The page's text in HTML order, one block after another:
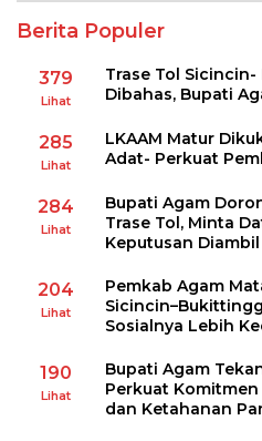
Berita Populer
379
Lihat
Trase Tol
Dibahas, Bupati
285
Lihat
LKAAM Matur
Adat- Perkuat
284
Lihat
Bupati Agam
Trase Tol, Minta
Keputusan Diambil
204
Lihat
Pemkab Agam
Sosialnya Lebih
190
Lihat
Bupati Agam
Perkuat
dan Ketahanan